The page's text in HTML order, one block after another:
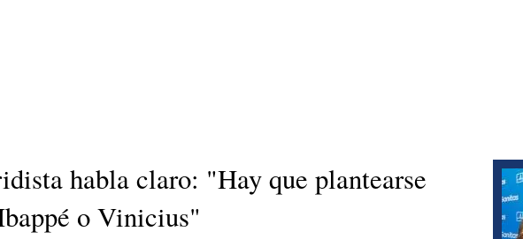
habla claro: "Hay que plantearse
o Vinicius"